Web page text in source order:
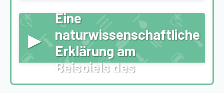
▸
Eine
naturwissenschaftliche
Erklärung am
Beispiels des
Eiswürfels